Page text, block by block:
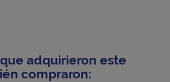
adquirieron este
compraron: